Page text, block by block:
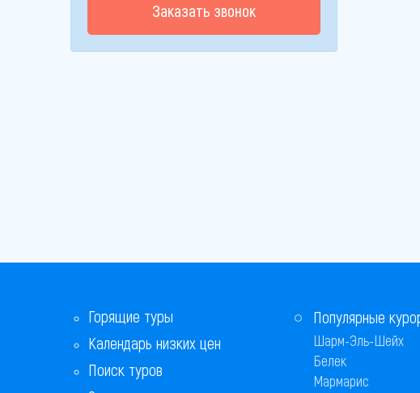
Заказать звонок
Горящие туры
Календарь низких цен
Поиск туров
Популярные
Шарм-Эль-Шейх
Белек
Мармарис